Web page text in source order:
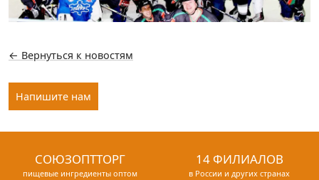
← Вернуться к новостям
Напишите нам
СОЮЗОПТТОРГ
пищевые ингредиенты оптом
14 ФИЛИАЛОВ
в России и других странах